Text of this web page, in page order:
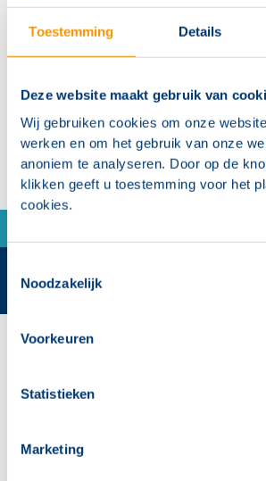
Toestemming Details
Deze website maakt gebruik van
Wij gebruiken cookies om onze
werken en om het gebruik van onze
anoniem te analyseren. Door op de
klikken geeft u toestemming voor het
cookies.
Noodzakelijk
Voorkeuren
Statistieken
Marketing
Transparante plaat geschikt om te
actieve luchtstroom door de
geblazen.
Contactgegevens
Copernicusstraat 8